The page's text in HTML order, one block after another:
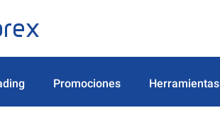
Promociones Herramientas